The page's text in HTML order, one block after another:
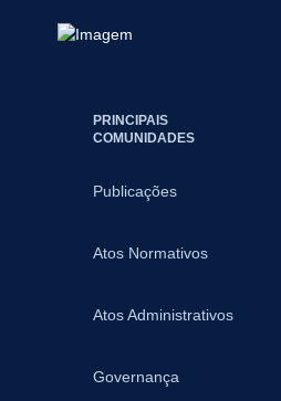
PRINCIPAIS
COMUNIDADES
Publicações
Atos Normativos
Atos Administrativos
Governança